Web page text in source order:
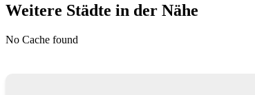
Weitere Städte in der Nähe
No Cache found